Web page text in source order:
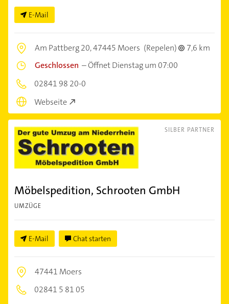
E-Mail
Am Pattberg 20,47445 Moers (Repelen)
7,6 km
Geschlossen –Öffnet Dienstag um 07:00
02841 98 20-0
Webseite
SILBER PARTNER
Möbelspedition, Schrooten GmbH
UMZÜGE
E-Mail Chat starten
47441 Moers
02841 5 81 05